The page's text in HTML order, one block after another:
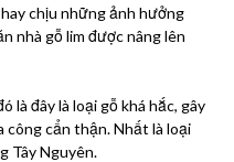
chịu những ảnh hưởng
nhà gỗ lim được nâng lên
là đây là loại gỗ khá hắc, gây
công cẩn thận. Nhất là loại
Tây Nguyên.